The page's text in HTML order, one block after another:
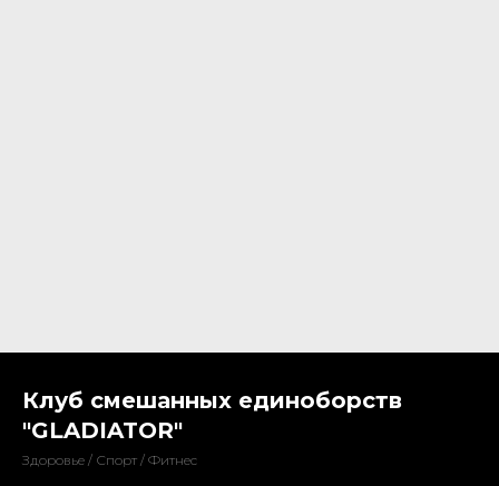
Клуб смешанных единоборств
"GLADIATOR"
Здоровье / Спорт / Фитнес